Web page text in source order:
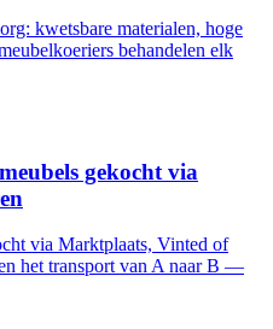
kwetsbare materialen, hoge
behandelen elk
gekocht via
via Marktplaats, Vinted of
het transport van A naar B —